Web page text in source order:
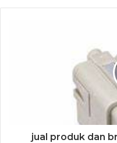
jual produk dan